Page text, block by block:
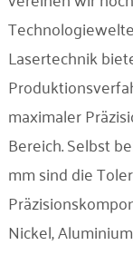
Lasertechnik
maximaler
Bereich. Selbst
mm sind die
Nickel,